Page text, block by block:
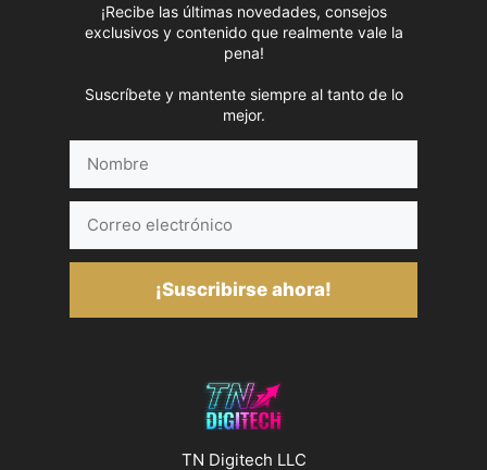
¡Recibe las últimas novedades, consejos
exclusivos y contenido que realmente vale la
pena!
Suscríbete y mantente siempre al tanto de lo
mejor.
electrónico
¡Suscribirse ahora!
TN Digitech LLC